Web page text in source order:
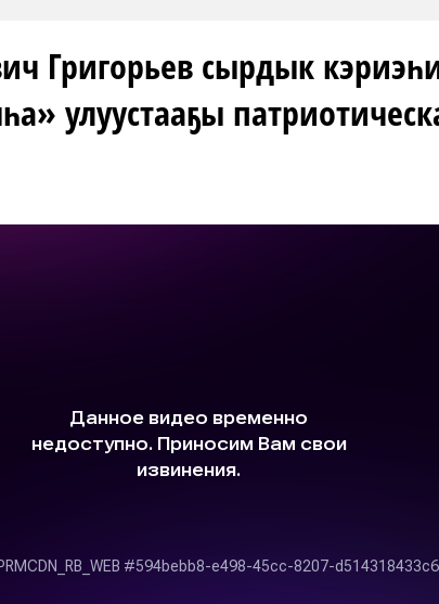
Григорьев сырдык
улуустааҕы